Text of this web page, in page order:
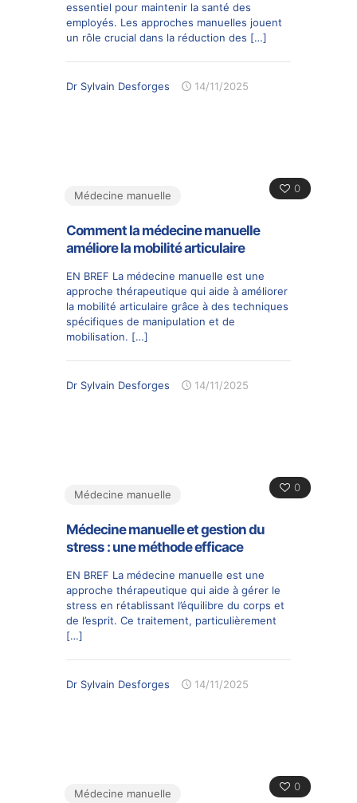
essentiel pour maintenir la santé des
employés. Les approches manuelles jouent
un rôle crucial dans la réduction des […]
Dr Sylvain Desforges 14/11/2025
0
Médecine manuelle
Comment la médecine manuelle
améliore la mobilité articulaire
EN BREF La médecine manuelle est une
approche thérapeutique qui aide à améliorer
la mobilité articulaire grâce à des techniques
spécifiques de manipulation et de
mobilisation. […]
Dr Sylvain Desforges 14/11/2025
0
Médecine manuelle
Médecine manuelle et gestion du
stress : une méthode efficace
EN BREF La médecine manuelle est une
approche thérapeutique qui aide à gérer le
stress en rétablissant l’équilibre du corps et
de l’esprit. Ce traitement, particulièrement
[…]
Dr Sylvain Desforges 14/11/2025
0
Médecine manuelle